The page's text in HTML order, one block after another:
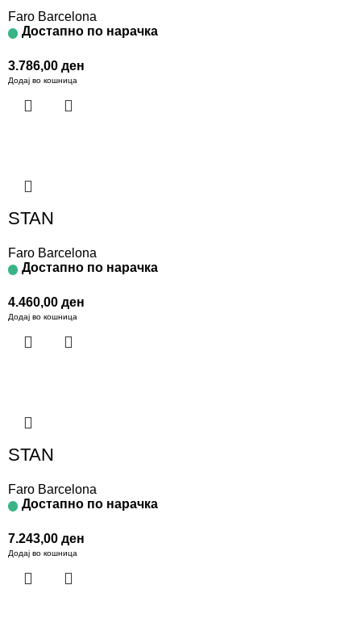
Faro Barcelona
Достапно по нарачка
3.786,00 ден
Додај во кошница
STAN
Faro Barcelona
Достапно по нарачка
4.460,00 ден
Додај во кошница
STAN
Faro Barcelona
Достапно по нарачка
7.243,00 ден
Додај во кошница